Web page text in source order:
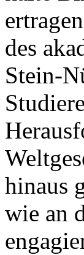
des
Stein-
hinaus
wie an